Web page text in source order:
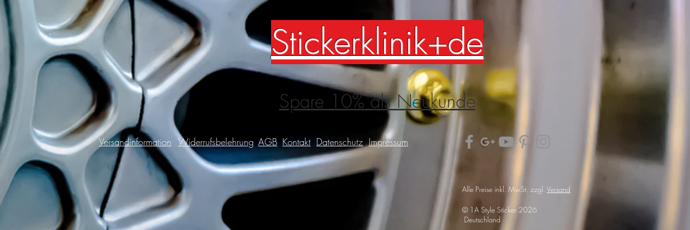
Versandinformation AGB
Widerrufsbelehrung Impressum
Datenschutz
Kontakt
Stickerklinik+de
Spare 10% als Neukunde
Alle Preise inkl. MwSt. zzgl. Versand
© 1A Style Sticker 2026
Deutschland